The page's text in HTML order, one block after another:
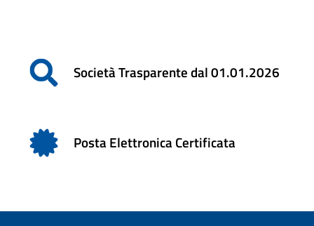
Società Trasparente dal 01.01.2026
Posta Elettronica Certificata